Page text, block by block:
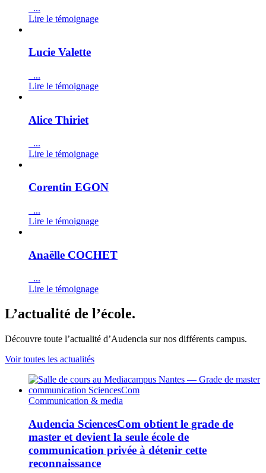
...
Lire le témoignage
Lucie Valette
...
Lire le témoignage
Alice Thiriet
...
Lire le témoignage
Corentin EGON
...
Lire le témoignage
Anaëlle COCHET
...
Lire le témoignage
L’actualité de l’école.
Découvre toute l’actualité d’Audencia sur nos différents campus.
Voir toutes les actualités
Communication & media
Audencia SciencesCom obtient le grade de
master et devient la seule école de
communication privée à détenir cette
reconnaissance